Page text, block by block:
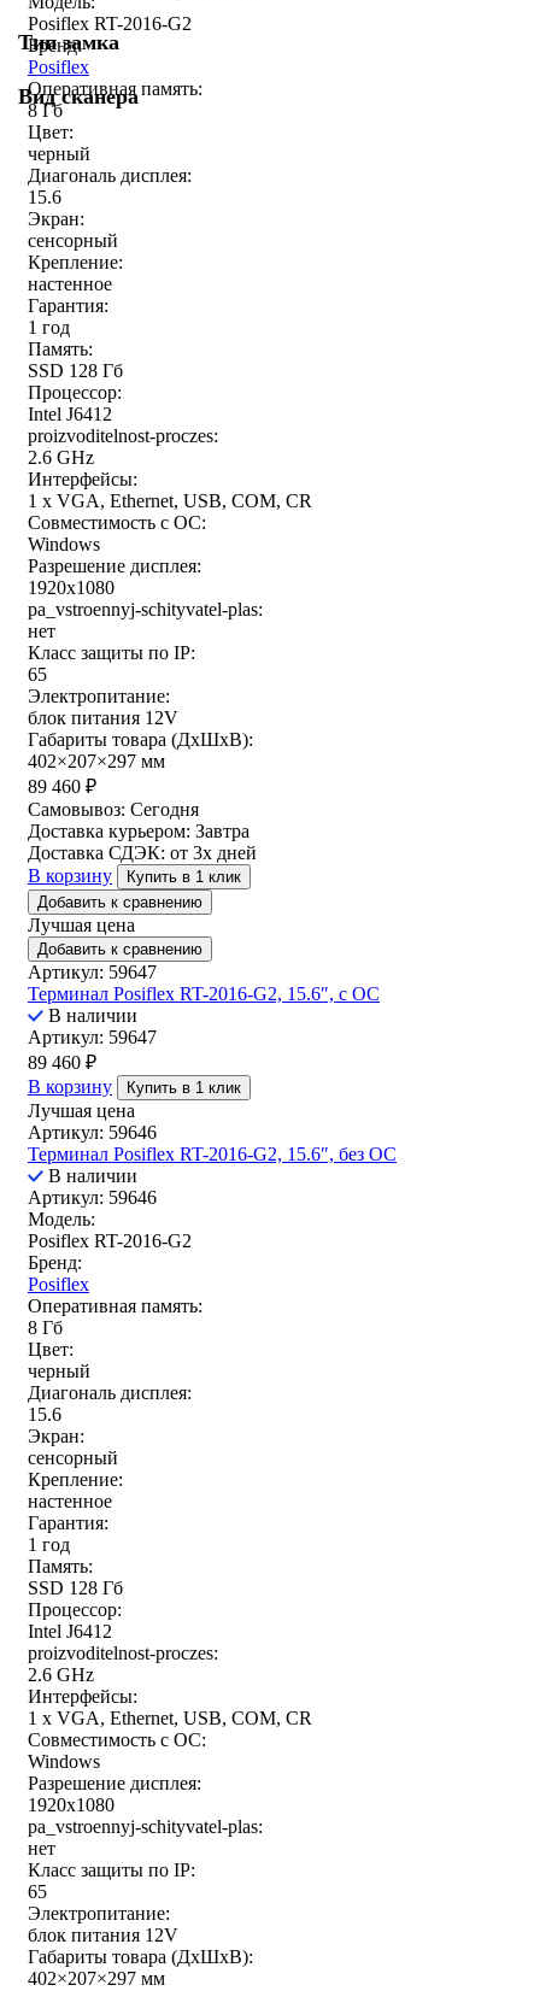
Тип замка
Вид сканера
Posiflex RT-2016-G2
Бренд:
Posiflex
Оперативная память:
8 Гб
Цвет:
черный
Диагональ дисплея:
15.6
Экран:
сенсорный
Крепление:
настенное
Гарантия:
1 год
Память:
SSD 128 Гб
Процессор:
Intel J6412
proizvoditelnost-proczes:
2.6 GHz
Интерфейсы:
1 x VGA, Ethernet, USB, COM, CR
Совместимость с ОС:
Windows
Разрешение дисплея:
1920x1080
pa_vstroennyj-schityvatel-plas:
нет
Класс защиты по IP:
65
Электропитание:
блок питания 12V
Габариты товара (ДxШxВ):
402×207×297 мм
89 460 ₽
Самовывоз: Сегодня
Доставка курьером: Завтра
Доставка СДЭК: от 3х дней
В корзину
Купить в 1 клик
Добавить к сравнению
Лучшая цена
Добавить к сравнению
Артикул: 59647
Терминал Posiflex RT-2016-G2, 15.6″, с ОС
В наличии
Артикул: 59647
89 460 ₽
В корзину
Купить в 1 клик
Лучшая цена
Артикул: 59646
Терминал Posiflex RT-2016-G2, 15.6″, без ОС
В наличии
Артикул: 59646
Модель:
Posiflex RT-2016-G2
Бренд:
Posiflex
Оперативная память:
8 Гб
Цвет:
черный
Диагональ дисплея:
15.6
Экран:
сенсорный
Крепление:
настенное
Гарантия:
1 год
Память:
SSD 128 Гб
Процессор:
Intel J6412
proizvoditelnost-proczes:
2.6 GHz
Интерфейсы:
1 x VGA, Ethernet, USB, COM, CR
Совместимость с ОС:
Windows
Разрешение дисплея:
1920x1080
pa_vstroennyj-schityvatel-plas:
нет
Класс защиты по IP:
65
Электропитание:
блок питания 12V
Габариты товара (ДxШxВ):
402×207×297 мм